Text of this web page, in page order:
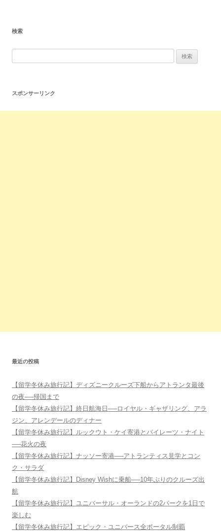
検索
スポンサーリンク
最近の投稿
【留学冬休み旅行記】ディズニークルーズ下船からアトランタ最後
の夜──帰国まで
【留学冬休み旅行記】終日航海日──ロイヤル・ギャザリング、アラ
ジン、アレンデールのディナー
【留学冬休み旅行記】ルックウト・ケイ寄港とパイレーツ・ナイト
──花火の夜
【留学冬休み旅行記】ナッソー寄港──アトランティス見学とコン
ク・サラダ
【留学冬休み旅行記】Disney Wishに乗船──10年ぶりのクルーズ出
航
【留学冬休み旅行記】ユニバーサル・オーランドの2パークを1日で
楽しむ
【留学冬休み旅行記】エピック・ユニバース全ポータル制覇